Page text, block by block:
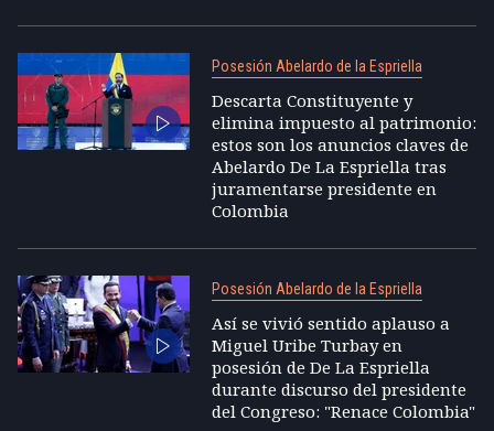
Posesión Abelardo de la Espriella
Descarta Constituyente y
elimina impuesto al patrimonio:
estos son los anuncios claves de
Abelardo De La Espriella tras
juramentarse presidente en
Colombia
Posesión Abelardo de la Espriella
Así se vivió sentido aplauso a
Miguel Uribe Turbay en
posesión de De La Espriella
durante discurso del presidente
del Congreso: "Renace Colombia"